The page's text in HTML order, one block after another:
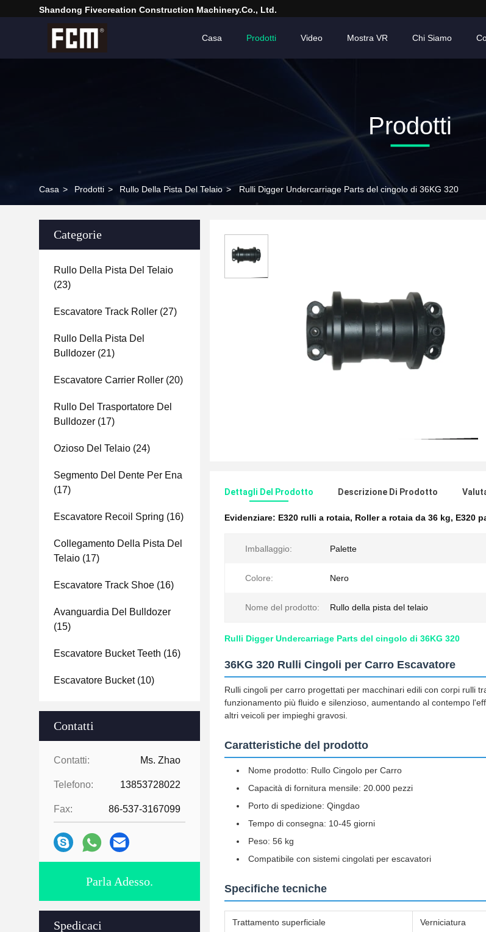
Shandong Fivecreation Construction Machinery.Co., Ltd.
Casa Prodotti Video Mostra VR Chi Siamo
Prodotti
Casa > Prodotti > Rullo Della Pista Del Telaio > Rulli Digger Undercarriage Parts del cingolo di 36KG 320
Categorie
Rullo Della Pista Del Telaio
(23)
Escavatore Track Roller (27)
Rullo Della Pista Del
Bulldozer (21)
Escavatore Carrier Roller (20)
Rullo Del Trasportatore Del
Bulldozer (17)
Ozioso Del Telaio (24)
Segmento Del Dente Per Ena
(17)
Escavatore Recoil Spring (16)
Collegamento Della Pista Del
Telaio (17)
Escavatore Track Shoe (16)
Avanguardia Del Bulldozer
(15)
Escavatore Bucket Teeth (16)
Escavatore Bucket(10)
Contatti
Contatti: Ms. Zhao
Telefono: 13853728022
Fax: 86-537-3167099
Parla Adesso.
Spedicaci
Dettagli Del Prodotto Descrizione Di Prodotto
Evidenziare: E320 rulli a rotaia, Roller a rotaia da 36 kg, E320
Imballaggio: Palette
Colore: Nero
Nome del prodotto: Rullo della pista del telaio
Rulli Digger Undercarriage Parts del cingolo di 36KG 320
36KG 320 Rulli Cingoli per Carro Escavatore
Rulli cingoli per carro progettati per macchinari edili con corpi rulli
funzionamento più fluido e silenzioso, aumentando al contempo
altri veicoli per impieghi gravosi.
Caratteristiche del prodotto
Nome prodotto: Rullo Cingolo per Carro
Capacità di fornitura mensile: 20.000 pezzi
Porto di spedizione: Qingdao
Tempo di consegna: 10-45 giorni
Peso: 56 kg
Compatibile con sistemi cingolati per escavatori
Specifiche tecniche
Trattamento superficiale Verniciatura